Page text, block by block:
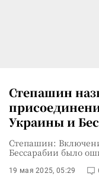
Степашин
Украины и
Степашин:
Бессарабии было
19 мая 2025, 05:29